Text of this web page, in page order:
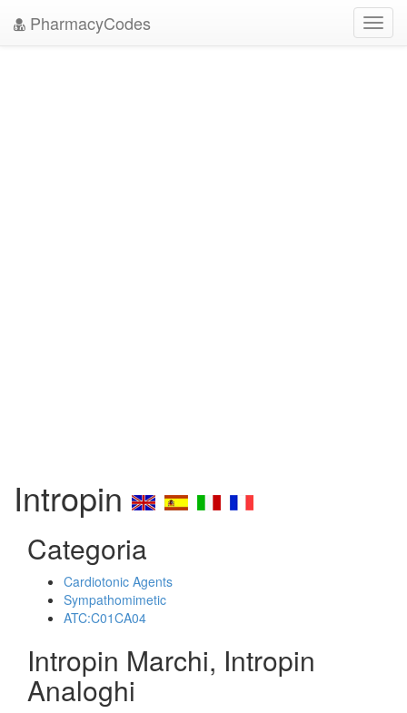
PharmacyCodes
Intropin
Categoria
Cardiotonic Agents
Sympathomimetic
ATC:C01CA04
Intropin Marchi, Intropin
Analoghi